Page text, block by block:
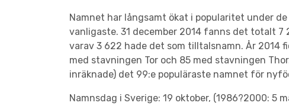
Namnet har långsamt ökat i popularitet under
vanligaste. 31 december 2014 fanns det totalt 7
varav 3 622 hade det som tilltalsnamn. År 2014
med stavningen Tor och 85 med stavningen
inräknade) det 99:e populäraste namnet för
Namnsdag i Sverige: 19 oktober, (1986?2000: 5